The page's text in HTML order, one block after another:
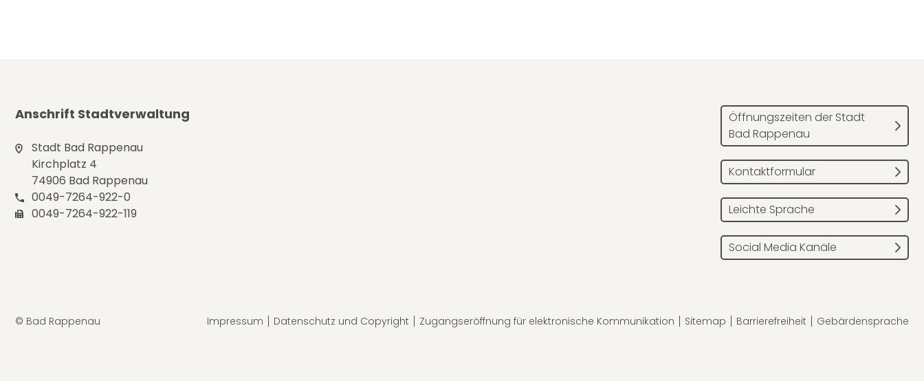
Anschrift Stadtverwaltung
Stadt Bad Rappenau
Kirchplatz 4
74906 Bad Rappenau
0049-7264-922-0
0049-7264-922-119
Öffnungszeiten der Stadt
Bad Rappenau
Kontaktformular
Leichte Sprache
Social Media Kanäle
© Bad Rappenau Impressum Datenschutz und Copyright Zugangseröffnung für elektronische Kommunikation Sitemap Barrierefreiheit Gebärdensprache